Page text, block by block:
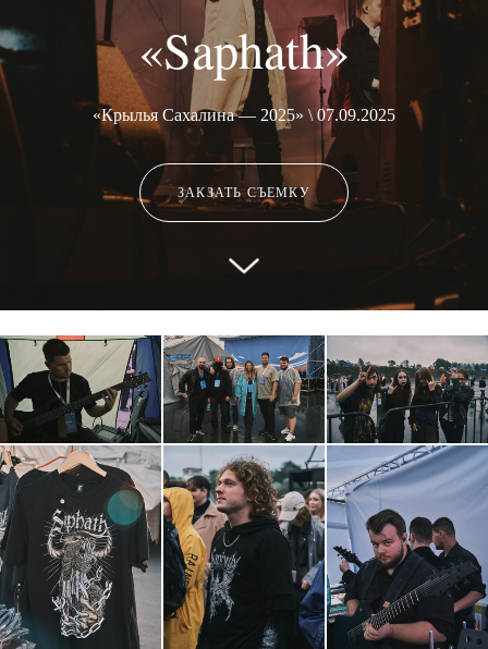
«Saphath»
«Крылья Сахалина — 2025» \ 07.09.2025
ЗАКЗАТЬ СЪЕМКУ